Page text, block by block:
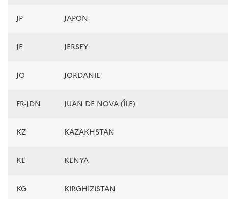
JP JAPON
JE JERSEY
JO JORDANIE
FR-JDN JUAN DE NOVA (ÎLE)
KZ KAZAKHSTAN
KE KENYA
KG KIRGHIZISTAN